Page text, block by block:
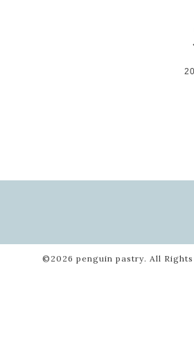
©2026 penguin pastry. All